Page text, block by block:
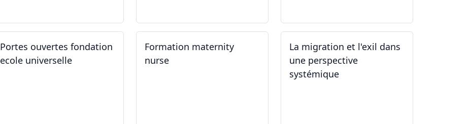
Portes ouvertes fondation
ecole universelle
Formation maternity
nurse
La migration et l'exil dans
une perspective
systémique